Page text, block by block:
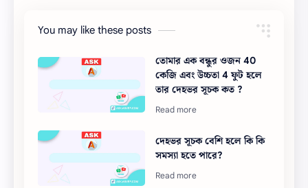
You may like these posts
তোমার এক বন্ধুর ওজন 40
কেজি এবং উচ্চতা 4 ফুট হলে
তার দেহভর সূচক কত ?
দেহভর সূচক বেশি হলে কি কি
সমস্যা হতে পারে?